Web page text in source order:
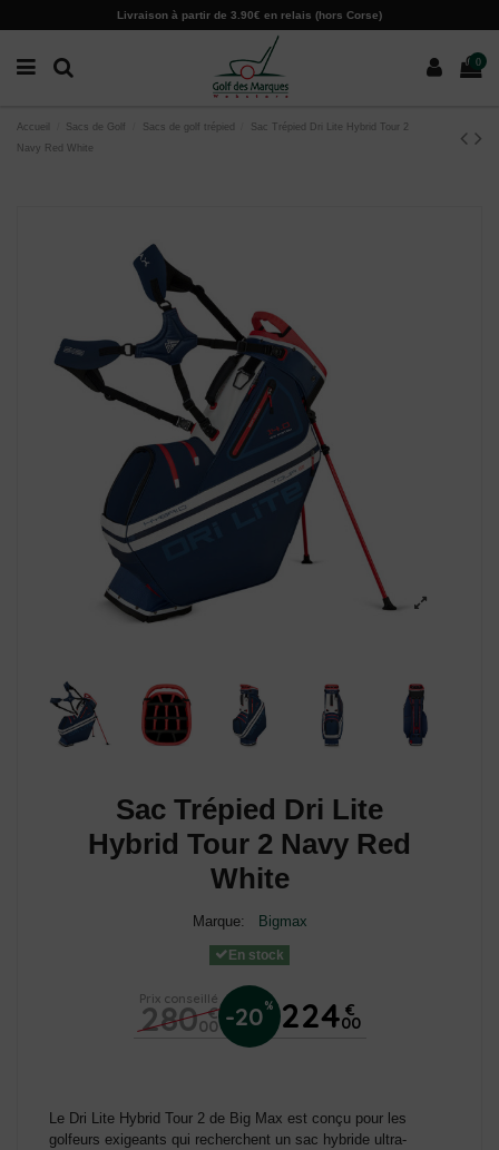
Livraison à partir de 3.90€ en relais (hors Corse)
0
Accueil Sacs de Golf Sacs de golf trépied
Sac Trépied Dri Lite Hybrid Tour 2
Navy Red White
Sac Trépied Dri Lite
Hybrid Tour 2 Navy Red
White
Marque: Bigmax
En stock
Prix conseillé
280 €
00 -20% 224 €
00
Le Dri Lite Hybrid Tour 2 de Big Max est conçu pour les
golfeurs exigeants qui recherchent un sac hybride ultra-
Paramètres des cookies